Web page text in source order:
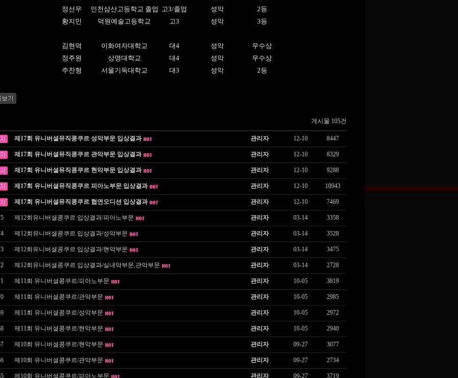
정선우
인천삼산고등학교 졸업 고3/졸업 성악
2등
황지민
덕원예술고등학교 고3 성악 3등
김현덕 이화여자대학교 대4 성악
우수상
정주원
상명대학교 대4 성악
우수상
주찬형
서울기독대학교 대3 성악 2등
게시물 105건
제17회 유니버셜뮤직콩쿠르 성악부문 입상결과 관리자 12-10 8447
제17회 유니버셜뮤직콩쿠르 관악부문 입상결과 관리자 12-10 8329
제17회 유니버셜뮤직콩쿠르 현악부문 입상결과 관리자 12-10 9288
제17회 유니버셜뮤직콩쿠르 피아노부문 입상결과 관리자 12-10 10943
제17회 유니버셜뮤직콩쿠르 협연오디션 입상결과 관리자 12-10 7469
제12회유니버셜콩쿠르 입상결과/피아노부문 관리자 03-14 3358
제12회유니버셜콩쿠르 입상결과/성악부문 관리자 03-14 3528
제12회유니버셜콩쿠르 입상결과/현악부문 관리자 03-14 3475
제12회유니버셜콩쿠르 입상결과/실내악부문,관악부문 관리자 03-14 2728
제11회 유니버셜콩쿠르/피아노부문 관리자 10-05 3819
제11회 유니버셜콩쿠르/관악부문 관리자 10-05 2985
제11회 유니버셜콩쿠르/성악부문 관리자 10-05 2972
제11회 유니버셜콩쿠르/현악부문 관리자 10-05 2940
제10회 유니버셜콩쿠르/현악부문 관리자 09-27 3077
제10회 유니버셜콩쿠르/관악부문 관리자 09-27 2734
제10회 유니버셜콩쿠르/피아노부문 관리자 09-27 3719